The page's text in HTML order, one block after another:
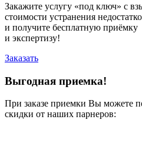
Закажите услугу «под ключ» с
стоимости устранения
и получите бесплатную приёмку
и экспертизу!
Заказать
Выгодная приемка!
При заказе приемки Вы можете
скидки от наших парнеров: